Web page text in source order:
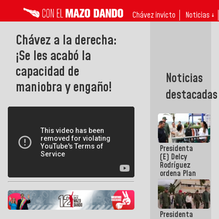
Chávez invicto Noticias ↓
Chávez a la derecha:
¡Se les acabó la
capacidad de
maniobra y engaño!
Noticias
destacadas
Presidenta
(E) Delcy
Rodríguez
ordena Plan
maestro de
desarrollo
logístico y
turístico
para La
Presidenta